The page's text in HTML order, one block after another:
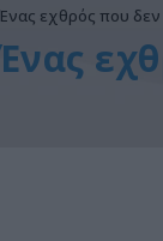
εχθρός που δεν